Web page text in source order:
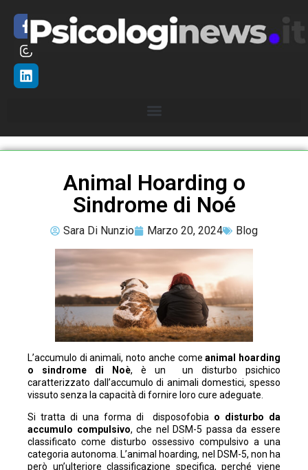
Animal Hoarding o
Sindrome di Noé
Sara Di Nunzio Marzo 20, 2024 Blog
L’accumulo di animali, noto anche comeanimal hoarding
o sindrome di Noè, è un un disturbo psichico
caratterizzato dall’accumulo di animali domestici, spesso
vissuto senza la capacità di fornire loro cure adeguate.
Si tratta di una forma di disposofobia o disturbo da
accumulo compulsivo, che nel DSM-5 passa da essere
classificato come disturbo ossessivo compulsivo a una
categoria autonoma. L’animal hoarding, nel DSM-5, non ha
però un’ulteriore classificazione specifica, perché viene